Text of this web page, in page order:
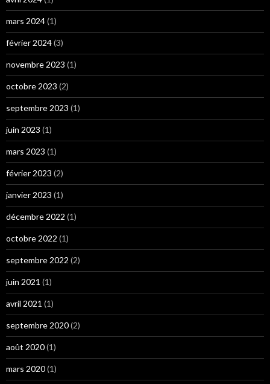
mars 2024(1)
février 2024(3)
novembre 2023 (1)
octobre 2023 (2)
septembre 2023 (1)
juin 2023 (1)
mars 2023 (1)
février 2023 (2)
janvier 2023 (1)
décembre 2022 (1)
octobre 2022 (1)
septembre 2022 (2)
juin 2021 (1)
avril 2021 (1)
septembre 2020(2)
août 2020(1)
mars 2020(1)